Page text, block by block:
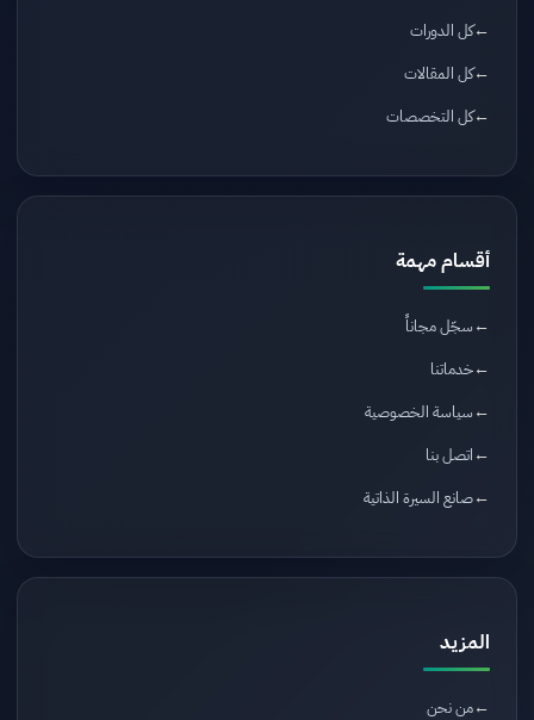
كل الدورات
كل المقالات
كل التخصصات
أقسام مهمة
سجّل مجاناً
خدماتنا
سياسة الخصوصية
اتصل بنا
صانع السيرة الذاتية
المزيد
من نحن